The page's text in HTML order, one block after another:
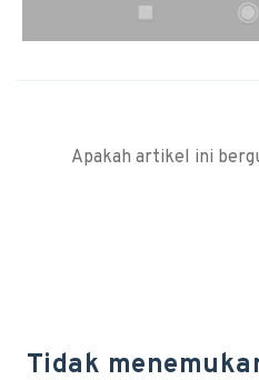
Apakah artikel ini
Tidak